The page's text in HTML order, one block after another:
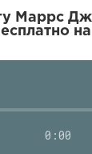
Маррс
0:00